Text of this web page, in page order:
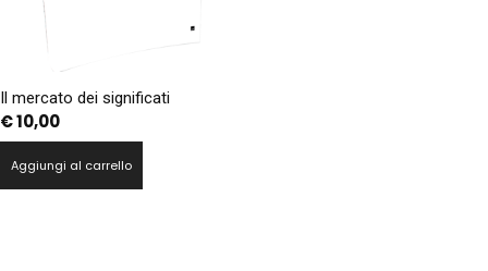
Il mercato dei significati
€10,00
Aggiungi al carrello